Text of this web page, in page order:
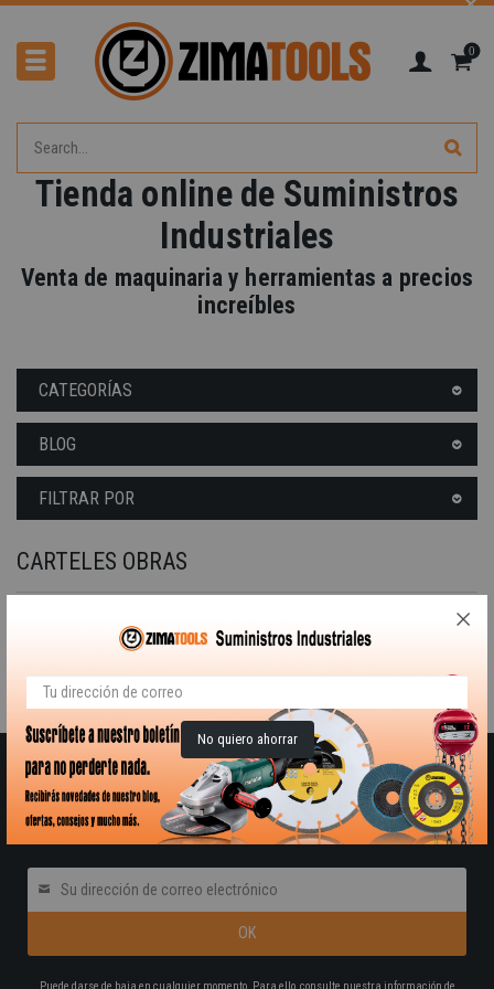
0
Tienda online de Suministros
Industriales
Venta de maquinaria y herramientas a precios
increíbles
CATEGORÍAS
BLOG
FILTRAR POR
CARTELES OBRAS
Lamentamos las molestias.
Realice una nueva búsqueda sobre su interés
RECIBE NUESTRO BOLETÍN DE OFERTAS Y
NOVEDADES
Pon tú correo electrónico
No quiero ahorrar